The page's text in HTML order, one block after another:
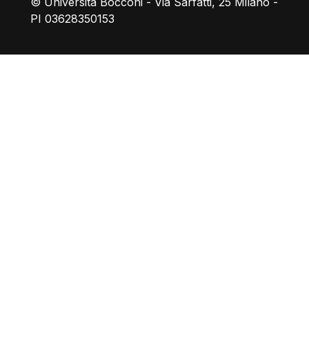
PI 03628350153